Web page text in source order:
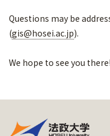
Questions may be
(gis@hosei.ac.jp).
We hope to see you there!